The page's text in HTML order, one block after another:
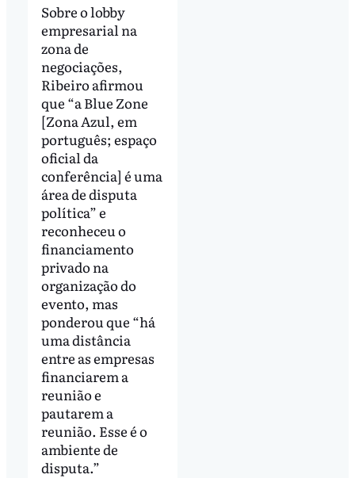
Sobre o lobby
empresarial na
zona de
negociações,
Ribeiro afirmou
que “a Blue Zone
[Zona Azul, em
português; espaço
oficial da
conferência] é uma
área de disputa
política” e
reconheceu o
financiamento
privado na
organização do
evento, mas
ponderou que “há
uma distância
entre as empresas
financiarem a
reunião e
pautarem a
reunião. Esse é o
ambiente de
disputa.”